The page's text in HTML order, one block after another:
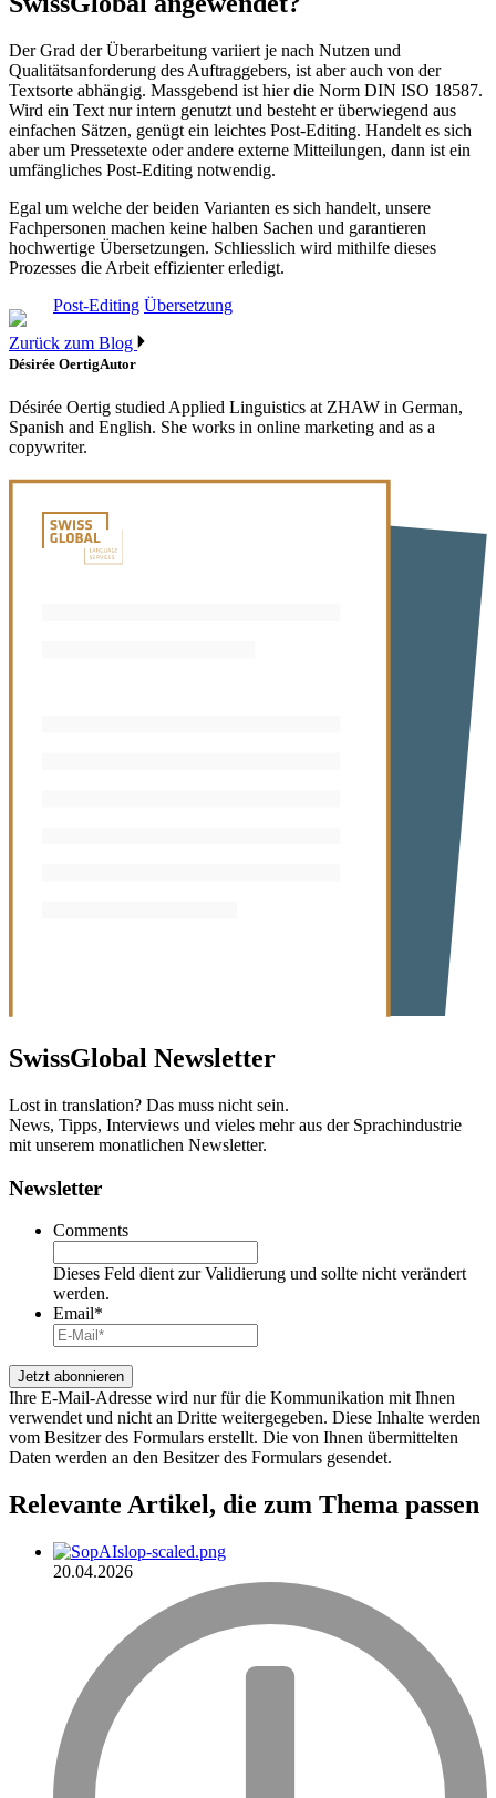
Der Grad der Überarbeitung variiert je nach Nutzen und
Qualitätsanforderung des Auftraggebers, ist aber auch von der
Textsorte abhängig. Massgebend ist hier die Norm DIN ISO 18587.
Wird ein Text nur intern genutzt und besteht er überwiegend aus
einfachen Sätzen, genügt ein leichtes Post-Editing. Handelt es sich
aber um Pressetexte oder andere externe Mitteilungen, dann ist ein
umfängliches Post-Editing notwendig.
Egal um welche der beiden Varianten es sich handelt, unsere
Fachpersonen machen keine halben Sachen und garantieren
hochwertige Übersetzungen. Schliesslich wird mithilfe dieses
Prozesses die Arbeit effizienter erledigt.
Post-Editing Übersetzung
Zurück zum Blog
Désirée OertigAutor
Désirée Oertig studied Applied Linguistics at ZHAW in German,
Spanish and English. She works in online marketing and as a
copywriter.
SwissGlobal Newsletter
Lost in translation? Das muss nicht sein.
News, Tipps, Interviews und vieles mehr aus der Sprachindustrie
mit unserem monatlichen Newsletter.
Newsletter
Comments
Dieses Feld dient zur Validierung und sollte nicht verändert
werden.
Email*
Ihre E-Mail-Adresse wird nur für die Kommunikation mit Ihnen
verwendet und nicht an Dritte weitergegeben. Diese Inhalte werden
vom Besitzer des Formulars erstellt. Die von Ihnen übermittelten
Daten werden an den Besitzer des Formulars gesendet.
Relevante Artikel, die zum Thema passen
20.04.2026